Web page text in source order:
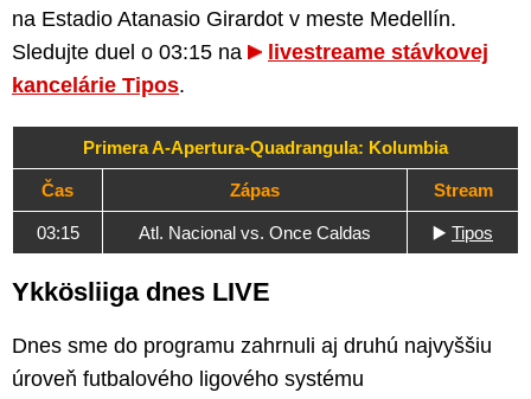
na Estadio Atanasio Girardot v meste Medellín.
Sledujte duel o 03:15 na
livestreame stávkovej
kancelárie Tipos.
Primera A-Apertura-Quadrangula: Kolumbia
Čas Zápas Stream
03:15 Atl. Nacional vs. Once Caldas ▶️ Tipos
Ykkösliiga dnes LIVE
Dnes sme do programu zahrnuli aj druhú najvyššiu
úroveň futbalového ligového systému